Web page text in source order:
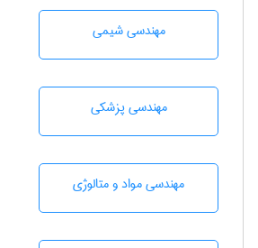
مهندسي شيمی
مهندسی پزشکی
مهندسی مواد و متالوژی